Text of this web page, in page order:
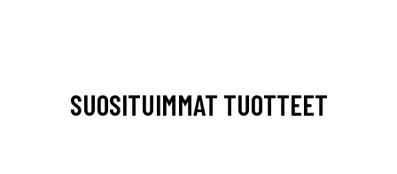
SUOSITUIMMAT TUOTTEET